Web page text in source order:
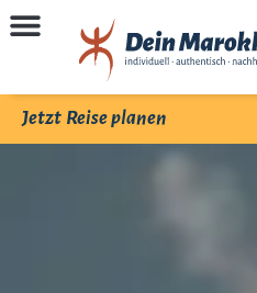
Jetzt Reise planen